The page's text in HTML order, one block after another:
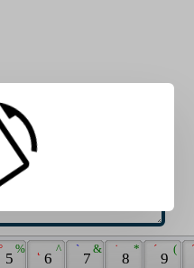
into the box:
5
%
6
^
7
&
`
8
*
˙
9
(
´